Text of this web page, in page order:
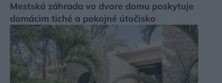
Mestská záhrada vo dvore domu poskytuje
domácim tiché a pokojné útočisko